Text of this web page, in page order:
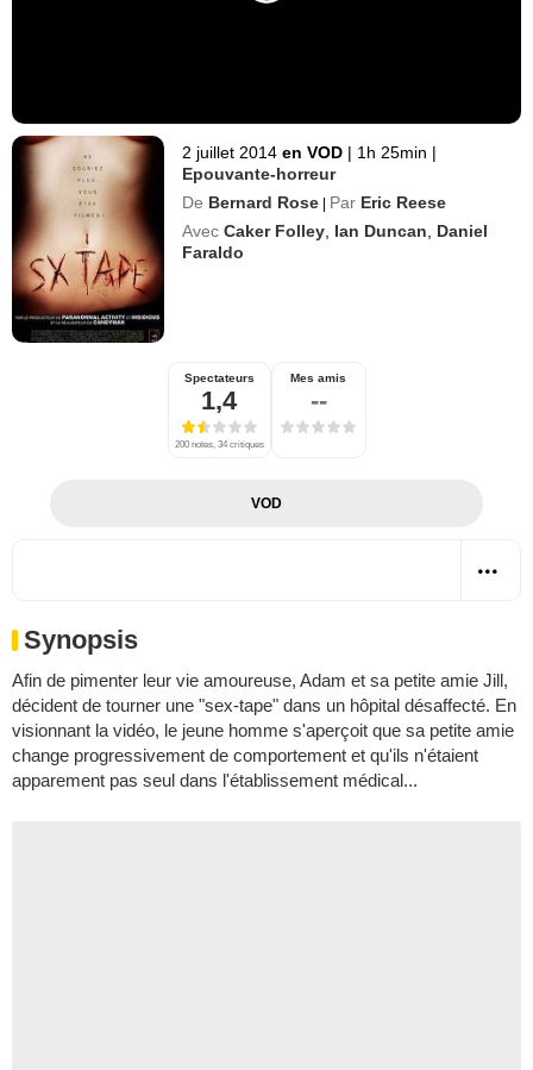
2 juillet 2014 en VOD | 1h 25min |
Epouvante-horreur
De Bernard Rose | Par Eric Reese
Avec Caker Folley Ian Duncan
Daniel
Faraldo
Spectateurs
1,4
200 notes, 34 critiques
Mes amis
--
VOD
Synopsis
Afin de pimenter leur vie amoureuse, Adam et sa petite amie Jill,
décident de tourner une "sex-tape" dans un hôpital désaffecté. En
visionnant la vidéo, le jeune homme s'aperçoit que sa petite amie
change progressivement de comportement et qu'ils n'étaient
apparement pas seul dans l'établissement médical...